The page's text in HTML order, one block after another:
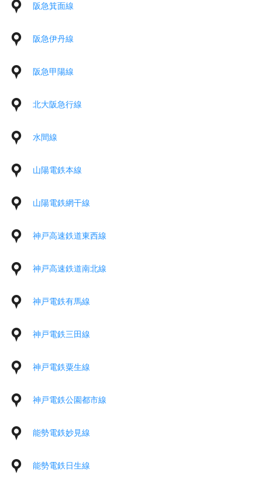
阪急箕面線
阪急伊丹線
阪急甲陽線
北大阪急行線
水間線
山陽電鉄本線
山陽電鉄網干線
神戸高速鉄道東西線
神戸高速鉄道南北線
神戸電鉄有馬線
神戸電鉄三田線
神戸電鉄粟生線
神戸電鉄公園都市線
能勢電鉄妙見線
能勢電鉄日生線